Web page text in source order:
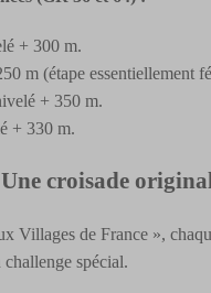
+ 300 m.
m (étape essentiellement
+ 350 m.
+ 330 m.
croisade
Villages de France »,
spécial.